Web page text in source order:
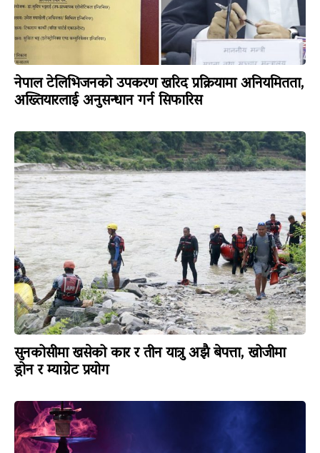
नेपाल टेलिभिजनको उपकरण खरिद प्रक्रियामा अनियमितता,
अख्तियारलाई अनुसन्धान गर्न सिफारिस
सुनकोसीमा खसेको कार र तीन यात्रु अझै बेपत्ता, खोजीमा
ड्रोन र म्याग्नेट प्रयोग